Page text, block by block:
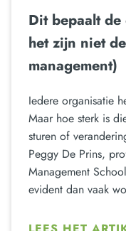
Dit bepaalt
het zijn niet
management)
Iedere organisatie
Maar hoe sterk is
sturen of
Peggy De Prins,
Management
evident dan vaak